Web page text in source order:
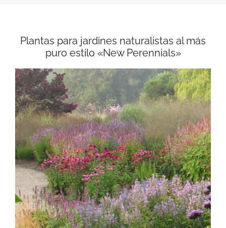
Plantas para jardines naturalistas al más
puro estilo «New Perennials»